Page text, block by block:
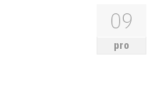
09
pro